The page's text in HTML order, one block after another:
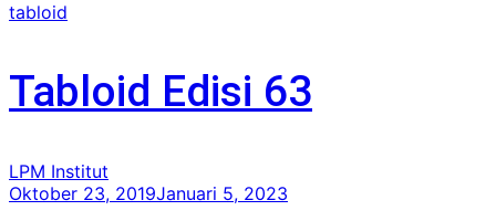
tabloid
Tabloid Edisi 63
LPM Institut
Oktober 23, 2019Januari 5, 2023